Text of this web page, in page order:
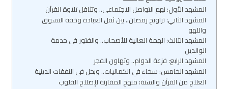
المشهد الأول: نهم التواصل الاجتماعي.. وتثاقل تلاوة القرآن
المشهد الثاني: تراويح رمضان.. بين ثقل العبادة وخفة التسوق
واللهو
المشهد الثالث: الهمة العالية للأصحاب.. والفتور في خدمة
الوالدين
المشهد الرابع: فزعة الدوام.. وتهاون الفجر
المشهد الخامس: سخاء في الكماليات.. وبخل في النفقات الدينية
العلاج من القرآن والسنة: منهج المقارنة لإصلاح القلوب